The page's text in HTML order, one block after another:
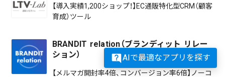
【導入実績1,200ショップ！】EC通販特化型CRM（顧客
育成）ツール
BRANDIT relation（ブランディット リレー
ション）
【メルマガ開封率4倍、コンバージョン率6倍】ノーコ
AIで最適なアプリを探す